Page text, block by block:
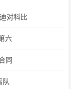
对科比
六
同
队